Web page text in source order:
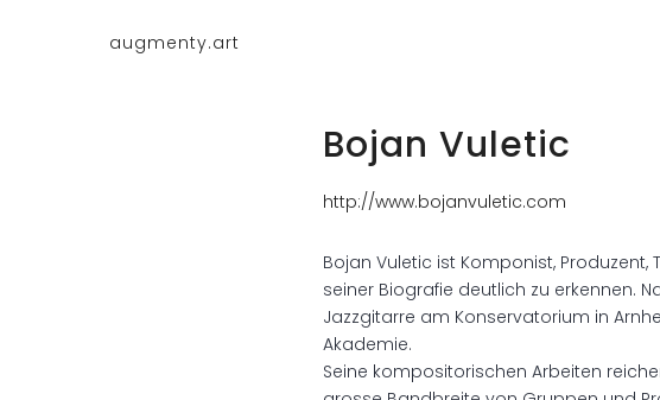
augmenty.art
Plattform
Bojan Vuletic
http://www.bojanvuletic.com
Bojan Vuletic ist Komponist, Produzent,
seiner Biografie deutlich zu erkennen.
Jazzgitarre am Konservatorium in
Akademie.
Seine kompositorischen Arbeiten